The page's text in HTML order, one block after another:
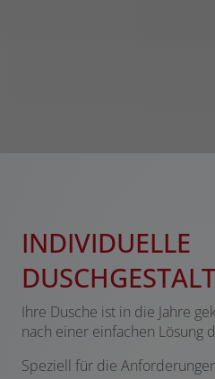
INDIVIDUELLE
Ihre Dusche ist in die Jahre
nach einer einfachen Lösung
Speziell für die